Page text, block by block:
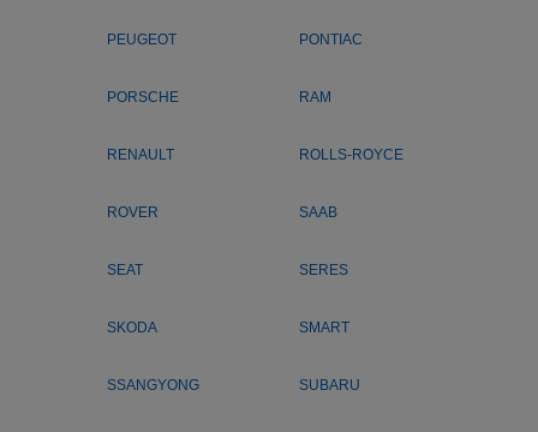
PEUGEOT PONTIAC
PORSCHE RAM
RENAULT ROLLS-ROYCE
ROVER SAAB
SEAT SERES
SKODA SMART
SSANGYONG SUBARU